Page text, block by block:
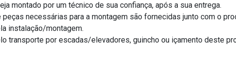
montado por um técnico de sua confiança, após a sua entrega.
necessárias para a montagem são fornecidas junto com o
instalação/montagem.
transporte por escadas/elevadores, guincho ou içamento deste